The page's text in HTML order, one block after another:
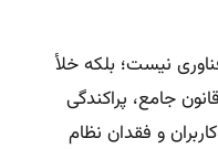
نیست؛ بلکه خلأ
جامع، پراکندگی
و فقدان نظام